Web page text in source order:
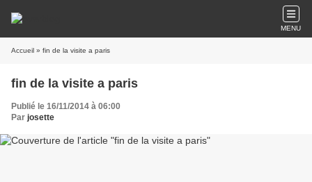
MENU
Accueil » fin de la visite a paris
fin de la visite a paris
Publié le 16/11/2014 à 06:00
Par josette